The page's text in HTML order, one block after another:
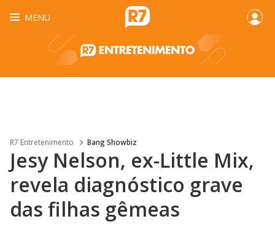
MENU
R7 Entretenimento Bang Showbiz
Jesy Nelson, ex-Little Mix,
revela diagnóstico grave
das filhas gêmeas